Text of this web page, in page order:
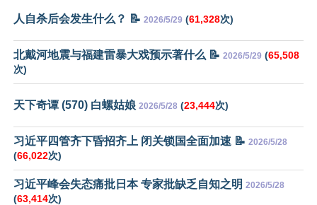
人自杀后会发生什么？ 📝 2026/5/29 (61,328次)
北戴河地震与福建雷暴大戏预示著什么 📝 2026/5/29 (65,508
次)
天下奇谭 (570) 白螺姑娘 2026/5/28 (23,444次)
习近平四管齐下昏招齐上 闭关锁国全面加速 📝 2026/5/28
(66,022次)
习近平峰会失态痛批日本 专家批缺乏自知之明 2026/5/28
(63,414次)